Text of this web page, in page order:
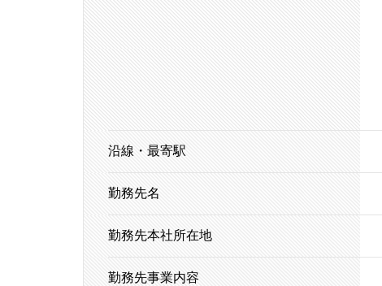
沿線・最寄駅
勤務先名
勤務先本社所在地
勤務先事業内容